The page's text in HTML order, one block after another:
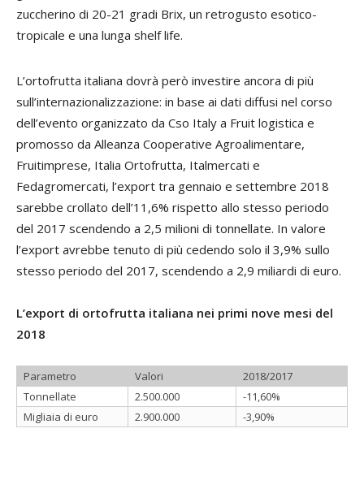
zuccherino di 20-21 gradi Brix, un retrogusto esotico-
tropicale e una lunga shelf life.
L’ortofrutta italiana dovrà però investire ancora di più
sull’internazionalizzazione: in base ai dati diffusi nel corso
dell’evento organizzato da Cso Italy a Fruit logistica e
promosso da Alleanza Cooperative Agroalimentare,
Fruitimprese, Italia Ortofrutta, Italmercati e
Fedagromercati, l’export tra gennaio e settembre 2018
sarebbe crollato dell’11,6% rispetto allo stesso periodo
del 2017 scendendo a 2,5 milioni di tonnellate. In valore
l’export avrebbe tenuto di più cedendo solo il 3,9% sullo
stesso periodo del 2017, scendendo a 2,9 miliardi di euro.
L’export di ortofrutta italiana nei primi nove mesi del
2018
Parametro Valori
2018/2017
Tonnellate
2.500.000
-11,60%
Migliaia di euro
2.900.000 -3,90%